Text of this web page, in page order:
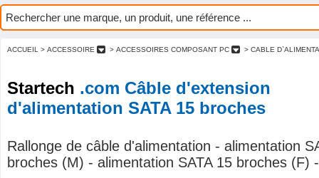
ACCUEIL > ACCESSOIRE > ACCESSOIRES COMPOSANT PC > CABLE
Startech .com Câble d'extension
d'alimentation SATA 15 broches
Rallonge de câble d'alimentation - alimentation
broches (M) - alimentation SATA 15 broches (F)